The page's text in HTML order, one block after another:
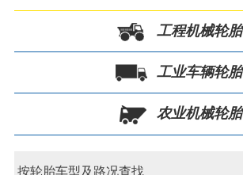
工程机械轮胎
工业车辆轮胎
农业机械轮胎